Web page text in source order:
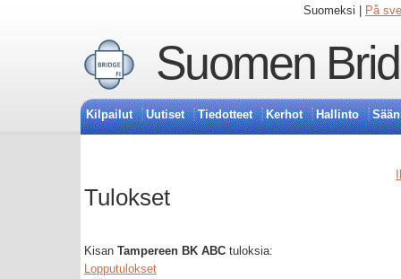
Suomeksi | På
Suomen
Kilpailut Uutiset Tiedotteet Kerhot Hallinto
Tulokset
Kisan Tampereen BK ABC tuloksia:
Lopputulokset